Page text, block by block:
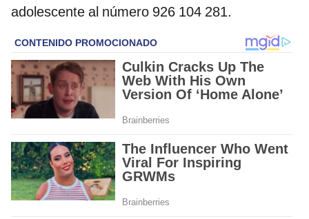
adolescente al número 926 104 281.